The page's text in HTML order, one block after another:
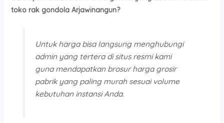
toko rak gondola Arjawinangun?
Untuk harga bisa langsung menghubungi
admin yang tertera di situs resmi kami
guna mendapatkan brosur harga grosir
pabrik yang paling murah sesuai volume
kebutuhan instansi Anda.